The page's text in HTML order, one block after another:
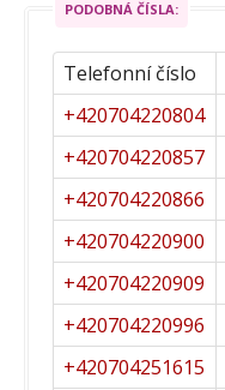
PODOBNÁ ČÍSLA:
Telefonní číslo
+420704220804
+420704220857
+420704220866
+420704220900
+420704220909
+420704220996
+420704251615